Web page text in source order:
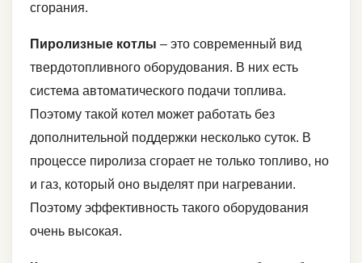
сгорания.
Пиролизные котлы – это современный вид
твердотопливного оборудования. В них есть
система автоматического подачи топлива.
Поэтому такой котел может работать без
дополнительной поддержки несколько суток. В
процессе пиролиза сгорает не только топливо, но
и газ, который оно выделят при нагревании.
Поэтому эффективность такого оборудования
очень высокая.